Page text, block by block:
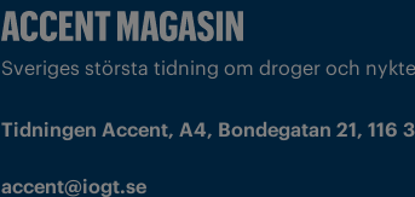
Sveriges största tidning om droger och
Tidningen Accent, A4, Bondegatan 21, 116
accent@iogt.se